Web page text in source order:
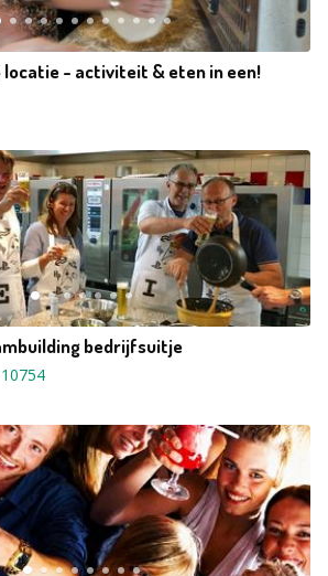
locatie - activiteit & eten in een!
bedrijfsuitje
10754